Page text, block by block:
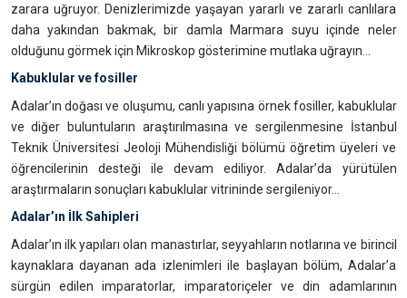
zarara uğruyor. Denizlerimizde yaşayan yararlı ve zararlı canlılara
daha yakından bakmak, bir damla Marmara suyu içinde neler
olduğunu görmek için Mikroskop gösterimine mutlaka uğrayın...
Kabuklular ve fosiller
Adalar’ın doğası ve oluşumu, canlı yapısına örnek fosiller, kabuklular
ve diğer buluntuların araştırılmasına ve sergilenmesine İstanbul
Teknik Üniversitesi Jeoloji Mühendisliği bölümü öğretim üyeleri ve
öğrencilerinin desteği ile devam ediliyor. Adalar’da yürütülen
araştırmaların sonuçları kabuklular vitrininde sergileniyor…
Adalar’ın İlk Sahipleri
Adalar’ın ilk yapıları olan manastırlar, seyyahların notlarına ve birincil
kaynaklara dayanan ada izlenimleri ile başlayan bölüm, Adalar’a
sürgün edilen imparatorlar, imparatoriçeler ve din adamlarının